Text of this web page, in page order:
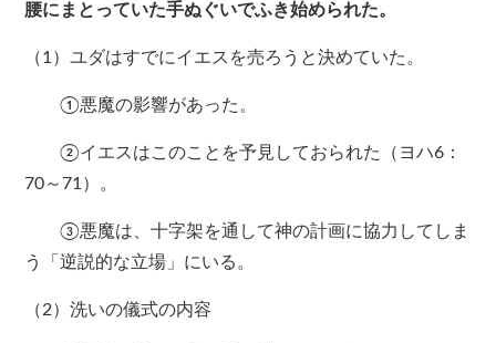
腰にまとっていた手ぬぐいでふき始められた。
（1）ユダはすでにイエスを売ろうと決めていた。
①悪魔の影響があった。
②イエスはこのことを予見しておられた（ヨハ6：
70～71）。
③悪魔は、十字架を通して神の計画に協力してしま
う「逆説的な立場」にいる。
（2）洗いの儀式の内容